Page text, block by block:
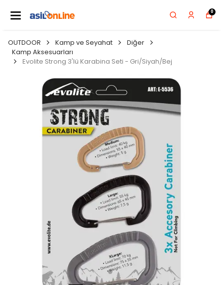
0
OUTDOOR Kamp ve Seyahat
Diğer
Kamp Aksesuarları
Evolite Strong 3'lü Karabina Seti - Gri/Siyah/Bej